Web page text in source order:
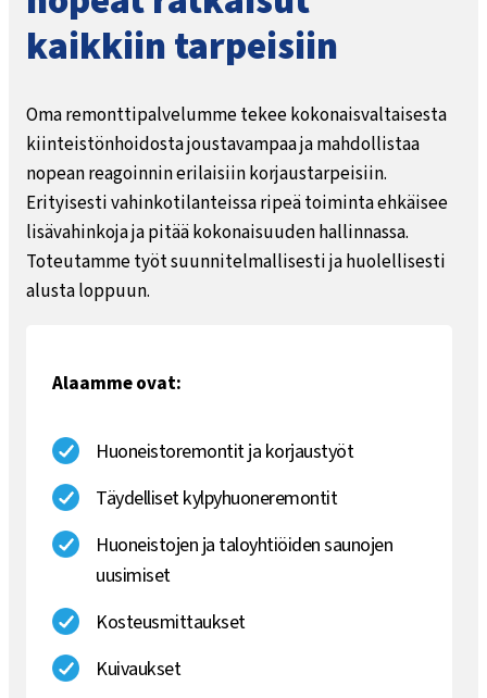
kaikkiin tarpeisiin
Oma remonttipalvelumme tekee kokonaisvaltaisesta
kiinteistönhoidosta joustavampaa ja mahdollistaa
nopean reagoinnin erilaisiin korjaustarpeisiin.
Erityisesti vahinkotilanteissa ripeä toiminta ehkäisee
lisävahinkoja ja pitää kokonaisuuden hallinnassa.
Toteutamme työt suunnitelmallisesti ja huolellisesti
alusta loppuun.
Alaamme ovat:
Huoneistoremontit ja korjaustyöt
Täydelliset kylpyhuoneremontit
Huoneistojen ja taloyhtiöiden saunojen
uusimiset
Kosteusmittaukset
Kuivaukset